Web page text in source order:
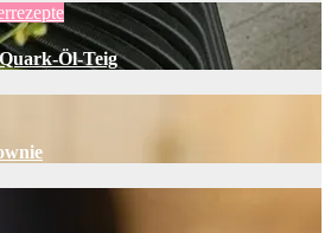
Öl-Teig